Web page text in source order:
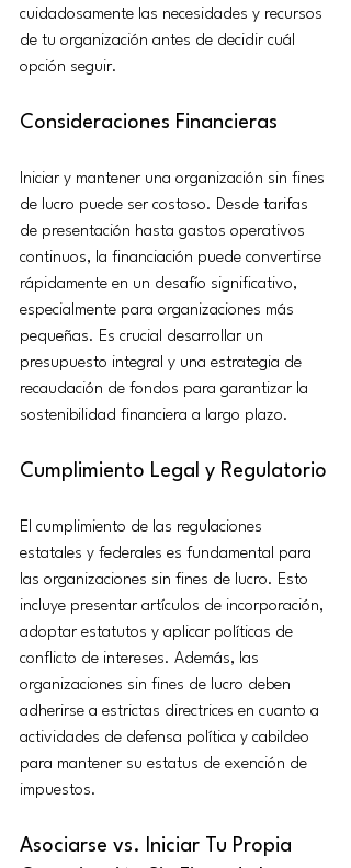
cuidadosamente las necesidades y recursos
de tu organización antes de decidir cuál
opción seguir.
Consideraciones Financieras
Iniciar y mantener una organización sin fines
de lucro puede ser costoso. Desde tarifas
de presentación hasta gastos operativos
continuos, la financiación puede convertirse
rápidamente en un desafío significativo,
especialmente para organizaciones más
pequeñas. Es crucial desarrollar un
presupuesto integral y una estrategia de
recaudación de fondos para garantizar la
sostenibilidad financiera a largo plazo.
Cumplimiento Legal y Regulatorio
El cumplimiento de las regulaciones
estatales y federales es fundamental para
las organizaciones sin fines de lucro. Esto
incluye presentar artículos de incorporación,
adoptar estatutos y aplicar políticas de
conflicto de intereses. Además, las
organizaciones sin fines de lucro deben
adherirse a estrictas directrices en cuanto a
actividades de defensa política y cabildeo
para mantener su estatus de exención de
impuestos.
Asociarse vs. Iniciar Tu Propia